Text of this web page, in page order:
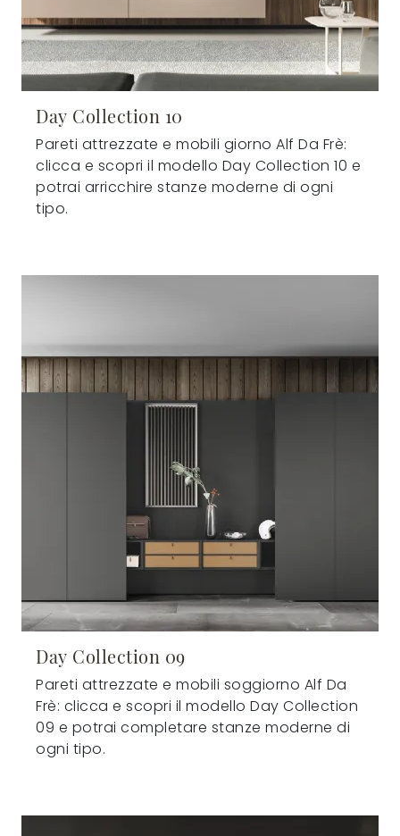
Day Collection 10
Pareti attrezzate e mobili giorno Alf Da Frè:
clicca e scopri il modello Day Collection 10 e
potrai arricchire stanze moderne di ogni
tipo.
Day Collection 09
Pareti attrezzate e mobili soggiorno Alf Da
Frè: clicca e scopri il modello Day Collection
09 e potrai completare stanze moderne di
ogni tipo.